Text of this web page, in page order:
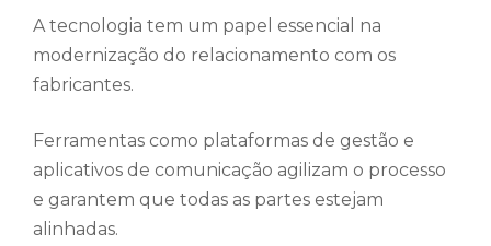
A tecnologia tem um papel essencial na
modernização do relacionamento com os
fabricantes.
Ferramentas como plataformas de gestão e
aplicativos de comunicação agilizam o processo
e garantem que todas as partes estejam
alinhadas.